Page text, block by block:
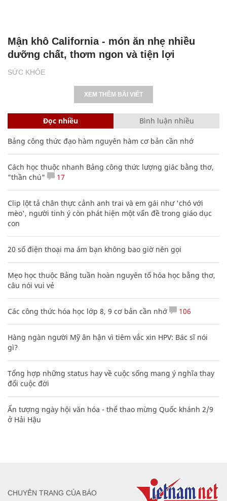
SỨC KHỎE
Mận khô California - món ăn nhẹ nhiều
dưỡng chất, thơm ngon và tiện lợi
XEM THÊM BÀI VIẾT
Đọc nhiều Bình luận nhiều
Bảng công thức đạo hàm nguyên hàm cơ bản cần nhớ
Cách học thuộc nhanh Bảng công thức lượng giác bằng thơ,
"thần chú"
17
Clip lột tả chân thực cảnh anh trai và em gái như 'chó với
mèo', người tinh ý còn phát hiện một vấn đề trong giáo dục
con
20 số điện thoại ma ám bạn không bao giờ nên gọi
Mẹo học thuộc Bảng tuần hoàn nguyên tố hóa học bằng thơ,
câu nói vui vẻ
Các công thức hóa học lớp 8, 9 cơ bản cần nhớ 106
Hàng ngàn người Mỹ ân hận vì tiêm vắc xin HPV: Bác sĩ nói
gì?
Tổng hợp những status hay về cuộc sống mang ý nghĩa thay
đổi cuộc đời
Ấn tượng ngày hội văn hóa - thể thao mừng Quốc khánh 2/9
ở Hải Hậu
CHUYÊN TRANG CỦA BÁO